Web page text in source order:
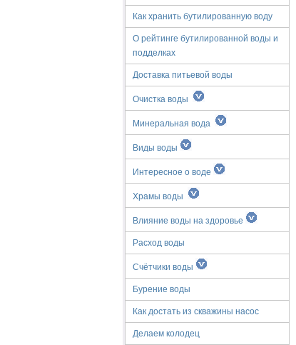
Как хранить бутилированную воду
О рейтинге бутилированной воды и
подделках
Доставка питьевой воды
Очистка воды
Минеральная вода
Виды воды
Интересное о воде
Храмы воды
Влияние воды на здоровье
Расход воды
Счётчики воды
Бурение воды
Как достать из скважины насос
Делаем колодец